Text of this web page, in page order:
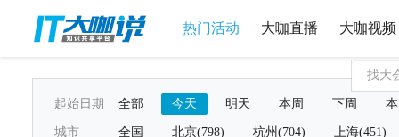
热门活动 大咖直播 大咖视频
起始日期 全部 今天 明天 本周 下周
城市 全国 北京(798) 杭州(704) 上海(451)